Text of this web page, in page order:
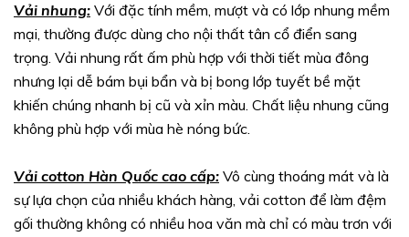
Vải nhung: Với đặc tính mềm, mượt và có lớp nhung mềm
mại, thường được dùng cho nội thất tân cổ điển sang
trọng. Vải nhung rất ấm phù hợp với thời tiết mùa đông
nhưng lại dễ bám bụi bẩn và bị bong lớp tuyết bề mặt
khiến chúng nhanh bị cũ và xỉn màu. Chất liệu nhung cũng
không phù hợp với mùa hè nóng bức.
Vải cotton Hàn Quốc cao cấp: Vô cùng thoáng mát và là
sự lựa chọn của nhiều khách hàng, vải cotton để làm đệm
gối thường không có nhiều hoa văn mà chỉ có màu trơn với